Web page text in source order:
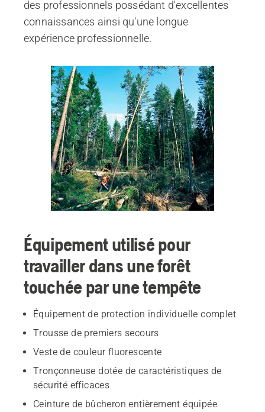
des professionnels possédant d'excellentes
connaissances ainsi qu'une longue
expérience professionnelle.
Équipement utilisé pour
travailler dans une forêt
touchée par une tempête
Équipement de protection individuelle complet
Trousse de premiers secours
Veste de couleur fluorescente
Tronçonneuse dotée de caractéristiques de
sécurité efficaces
Ceinture de bûcheron entièrement équipée